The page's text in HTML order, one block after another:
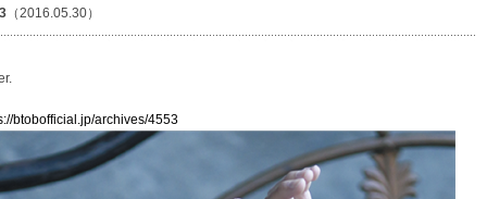
（2016.05.30）
btobofficial.jp/archives/4553